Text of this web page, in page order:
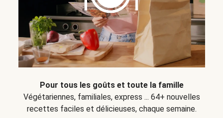
Pour tous les goûts et toute la famille
Végétariennes, familiales, express ... 64+ nouvelles
recettes faciles et délicieuses, chaque semaine.